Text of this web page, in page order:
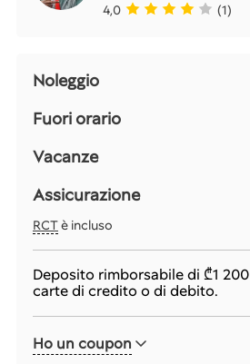
4,0
(1)
Noleggio
Fuori orario
Vacanze
Assicurazione
RCTè incluso
Deposito rimborsabile di ₾1 200
carte di credito o di debito.
Ho un coupon